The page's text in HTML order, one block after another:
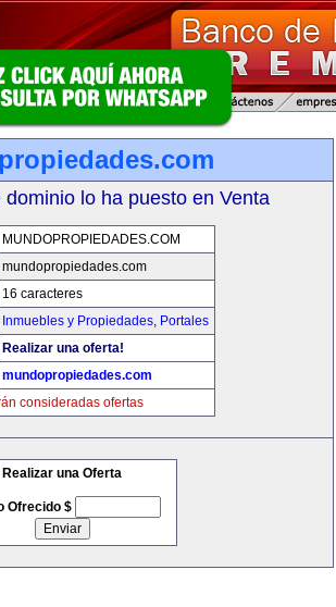
lo ha puesto en Venta
MUNDOPROPIEDADES.COM
mundopropiedades.com
16 caracteres
Inmuebles y Propiedades, Portales
Realizar una oferta!
mundopropiedades.com
consideradas ofertas
Realizar una Oferta
Ofrecido $